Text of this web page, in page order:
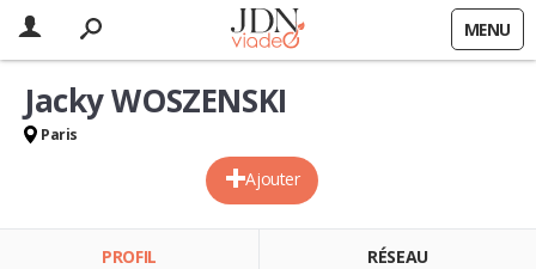
MENU
Ajouter
Jacky WOSZENSKI
Paris
PROFIL RÉSEAU